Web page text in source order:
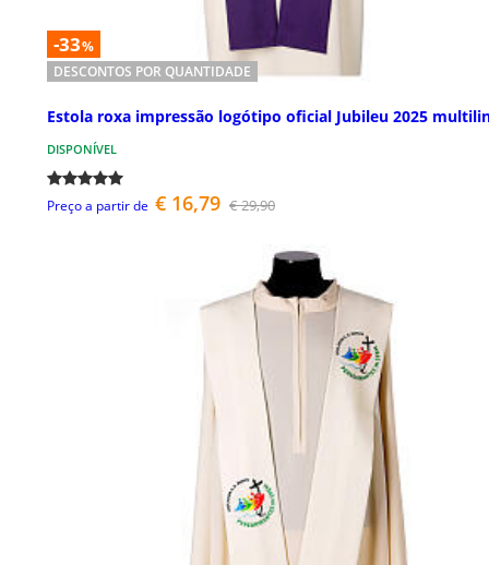
-33%
DESCONTOS POR QUANTIDADE
Estola roxa impressão logótipo oficial Jubileu 2025
DISPONÍVEL
Preço a partir de € 16,79 € 29,90